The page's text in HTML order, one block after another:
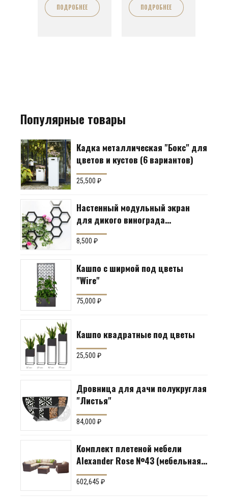
ПОДРОБНЕЕ
ПОДРОБНЕЕ
Популярные товары
Кадка металлическая "Бокс" для
цветов и кустов (6 вариантов)
25,500₽
Настенный модульный экран
для дикого винограда
"Коллекция Соты"
8,500₽
Кашпо с ширмой под цветы
"Wire"
75,000₽
Кашпо квадратные под цветы
25,500₽
Дровница для дачи полукруглая
"Листья"
84,000₽
Комплект плетеной мебели
Alexander Rose №43 (мебельная
группа для гостиной или
террасы)
602,645₽